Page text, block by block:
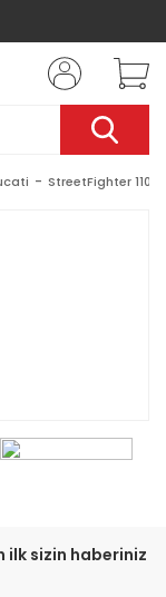
StreetFighter
ilk sizin haberiniz